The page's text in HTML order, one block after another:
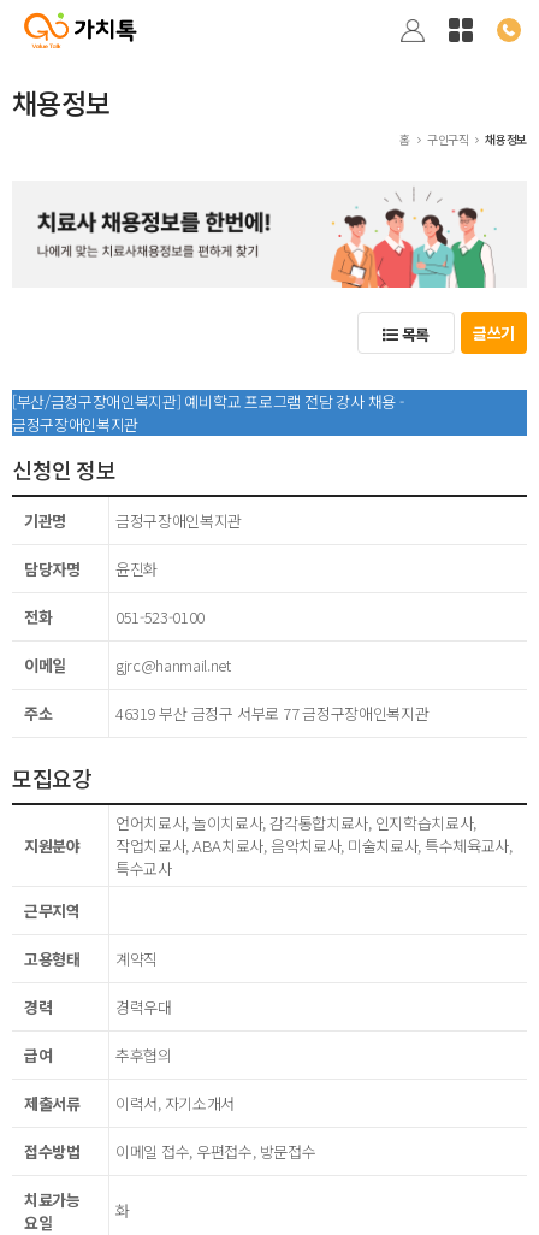
채용정보
홈 구인구직 채용정보
목록 글쓰기
[부산/금정구장애인복지관] 예비학교 프로그램 전담 강사 채용 -
금정구장애인복지관
신청인 정보
기관명 금정구장애인복지관
담당자명 윤진화
전화 051-523-0100
이메일 gjrc@hanmail.net
주소 46319 부산 금정구 서부로 77 금정구장애인복지관
모집요강
지원분야
언어치료사, 놀이치료사, 감각통합치료사, 인지학습치료사,
작업치료사, ABA치료사, 음악치료사, 미술치료사, 특수체육교사,
특수교사
근무지역
고용형태 계약직
경력 경력우대
급여 추후협의
제출서류 이력서, 자기소개서
접수방법 이메일 접수, 우편접수, 방문접수
치료가능
요일
화